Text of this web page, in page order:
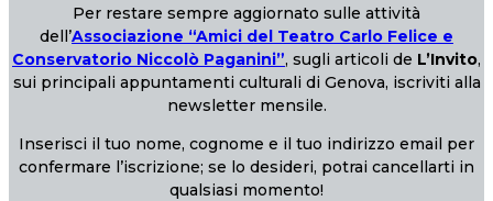
Per restare sempre aggiornato sulle attività
dell’Associazione “Amici del Teatro Carlo Felice e
Conservatorio Niccolò Paganini”, sugli articoli de L’Invito,
sui principali appuntamenti culturali di Genova, iscriviti alla
newsletter mensile.
Inserisci il tuo nome, cognome e il tuo indirizzo email per
confermare l’iscrizione; se lo desideri, potrai cancellarti in
qualsiasi momento!